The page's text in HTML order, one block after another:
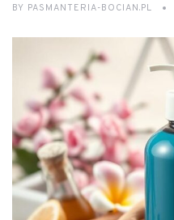
BY PASMANTERIA-BOCIAN.PL